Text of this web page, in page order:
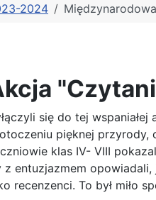
2024
się do tej wspaniałej
pięknej przyrody,
klas IV- VIII
entuzjazmem opowiadali,
recenzenci. To był miło